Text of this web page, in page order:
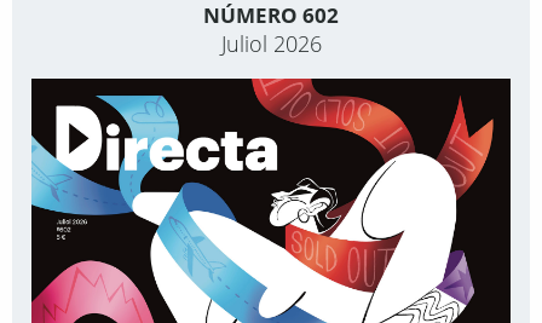
NÚMERO 602
Juliol 2026